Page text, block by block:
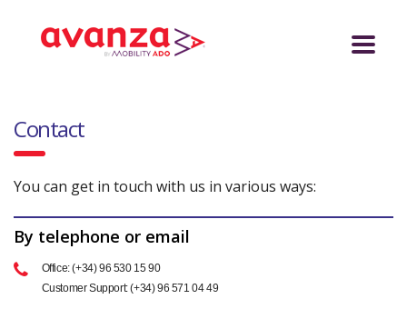
Contact
You can get in touch with us in various ways:
By telephone or email
Office: (+34) 96 530 15 90
Customer Support: (+34) 96 571 04 49